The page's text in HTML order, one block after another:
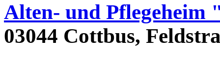
Alten- und Pflegeheim
03044 Cottbus,